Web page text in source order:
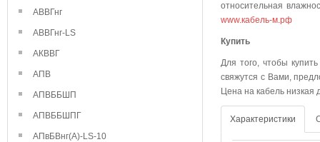
АВВГнг
АВВГнг-LS
АКВВГ
АПВ
АПВББШП
АПВББШПГ
АПвБВнг(А)-LS-10
относительная
www.кабель-м.рф
Для того, чтобы
свяжутся с Вами,
Цена на кабель низкая
Характеристики